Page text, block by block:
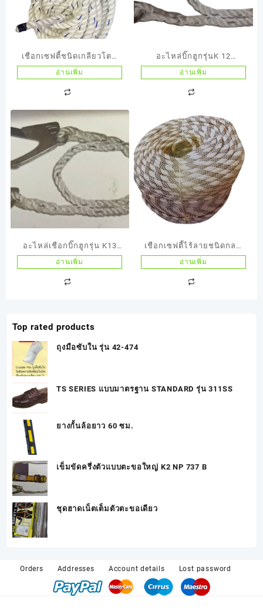
เชือกเซฟตี้ชนิดเกลียวโตน
อก ขนาด 14 มิล K251ม้วนมี
อ่านเพิ่ม
อะไหล่บิ๊กฮูกรุ่นK 12
Lanyards+karabiner
อ่านเพิ่ม
อะไหล่เชือกบิ๊กฮูกรุ่น K13
Lanyards+D-ring
อ่านเพิ่ม
เชือกเซฟตี้ไร้ลายชนิดกลม
โตนอก 11มิล
อ่านเพิ่ม
Top rated products
ถุงมือซับใน รุ่น 42-474
TS SERIES แบบมาตรฐาน STANDARD รุ่น 311SS
ยางกั้นล้อยาว 60 ซม.
เข็มขัดครึ่งตัวแบบตะขอใหญ่ K2 NP 737 B
ชุดฮาดเน็ตเต็มตัวตะขอเดียว
Orders Addresses Account details Lost password